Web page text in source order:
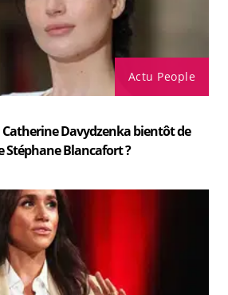
Actu People
Davydzenka bientôt de
Stéphane Blancafort ?